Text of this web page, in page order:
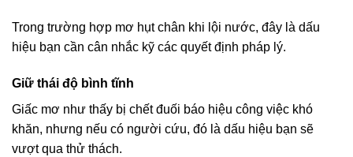
Trong trường hợp mơ hụt chân khi lội nước, đây là dấu
hiệu bạn cần cân nhắc kỹ các quyết định pháp lý.
Giữ thái độ bình tĩnh
Giấc mơ như thấy bị chết đuối báo hiệu công việc khó
khăn, nhưng nếu có người cứu, đó là dấu hiệu bạn sẽ
vượt qua thử thách.